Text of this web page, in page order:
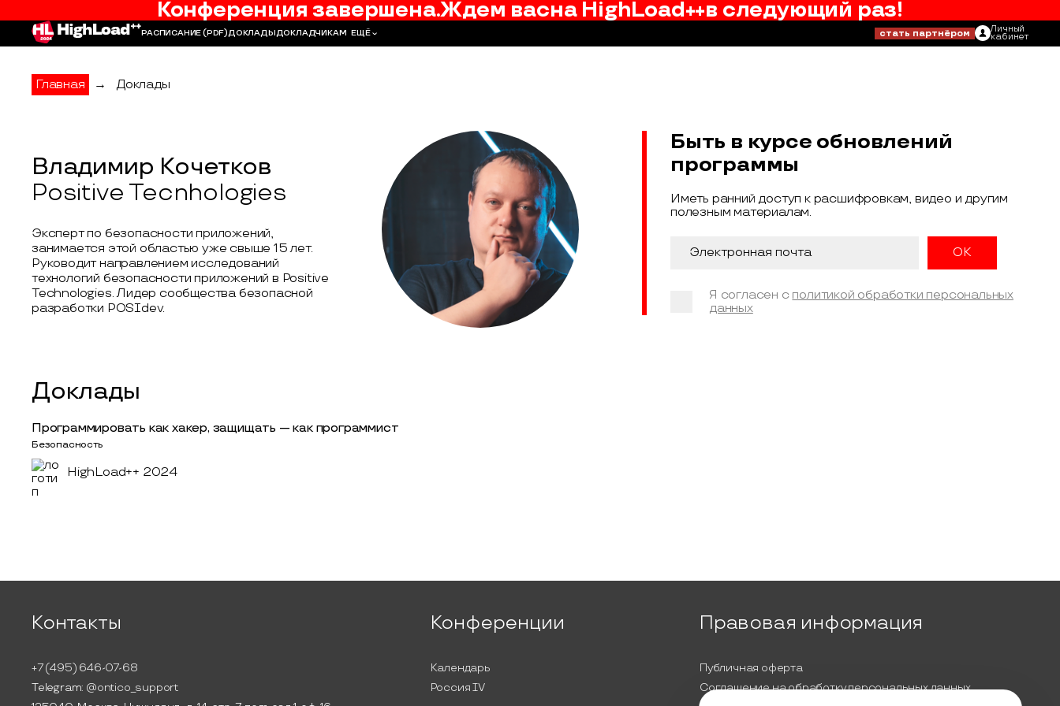
Конференция завершена.Ждем васна HighLoad++в следующий раз!
РАСПИСАНИЕ(PDF)ДОКЛАДЫ ДОКЛАДЧИКАМ ЕЩЁ стать партнёром Личный
кабинет
Главная → Доклады
Владимир Кочетков
Positive Tecnhologies
Эксперт по безопасности приложений,
занимается этой областью уже свыше 15 лет.
Руководит направлением исследований
технологий безопасности приложений в Positive
Technologies. Лидер сообщества безопасной
разработки POSIdev.
Доклады
Программировать как хакер, защищать — как программист
Безопасность
HighLoad++ 2024
Быть в курсе обновлений
программы
Иметь ранний доступ к расшифровкам, видео и другим
полезным материалам.
Я согласен с политикой обработки персональных
данных
Контакты
+7 (495) 646-07-68
Telegram: @ontico_support
Конференции
Календарь
Россия IV
Правовая информация
Публичная оферта
Соглашение на обработку персональных данных